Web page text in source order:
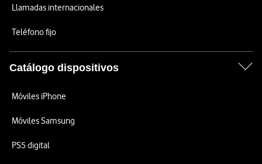
Llamadas internacionales
Teléfono fijo
Catálogo dispositivos
Móviles iPhone
Móviles Samsung
PS5 digital